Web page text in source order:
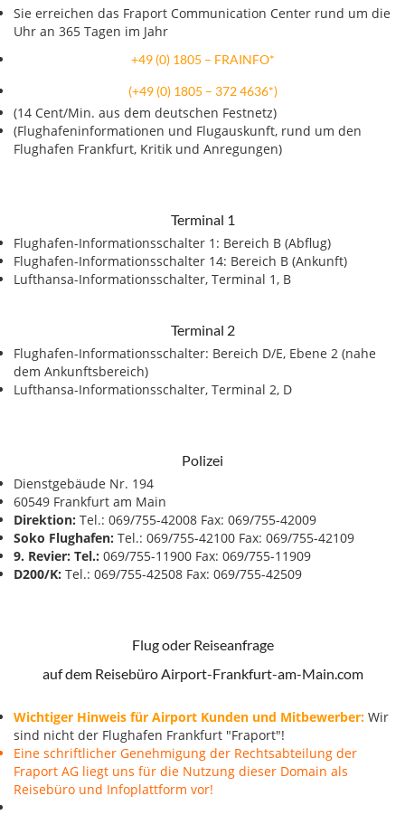
Sie erreichen das Fraport Communication Center rund um die
Uhr an 365 Tagen im Jahr
+49 (0) 1805 – FRAINFO*
(+49 (0) 1805 – 372 4636*)
(14 Cent/Min. aus dem deutschen Festnetz)
(Flughafeninformationen und Flugauskunft, rund um den
Flughafen Frankfurt, Kritik und Anregungen)
Terminal 1
Flughafen-Informationsschalter 1: Bereich B (Abflug)
Flughafen-Informationsschalter 14: Bereich B (Ankunft)
Lufthansa-Informationsschalter, Terminal 1, B
Terminal 2
Flughafen-Informationsschalter: Bereich D/E, Ebene 2 (nahe
dem Ankunftsbereich)
Lufthansa-Informationsschalter, Terminal 2, D
Polizei
Dienstgebäude Nr. 194
60549 Frankfurt am Main
Direktion: Tel.: 069/755-42008 Fax: 069/755-42009
Soko Flughafen: Tel.: 069/755-42100 Fax: 069/755-42109
9. Revier: Tel.: 069/755-11900 Fax: 069/755-11909
D200/K: Tel.: 069/755-42508 Fax: 069/755-42509
Flug oder Reiseanfrage
auf dem Reisebüro Airport-Frankfurt-am-Main.com
Wichtiger Hinweis für Airport Kunden und Mitbewerber: Wir
sind nicht der Flughafen Frankfurt "Fraport"!
Eine schriftlicher Genehmigung der Rechtsabteilung der
Fraport AG liegt uns für die Nutzung dieser Domain als
Reisebüro und Infoplattform vor!